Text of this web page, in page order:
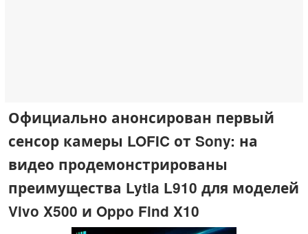
Официально анонсирован первый
сенсор камеры LOFIC от Sony: на
видео продемонстрированы
преимущества Lytia L910 для моделей
Vivo X500 и Oppo Find X10